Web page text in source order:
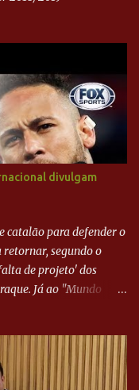
divulgam
catalão para defender o
retornar, segundo o
de projeto' dos
Já ao "Mundo